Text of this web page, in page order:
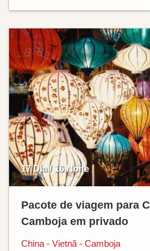
17 Dia / 16 Noite
Pacote de viagem para
Camboja em privado
China - Vietnã - Camboja